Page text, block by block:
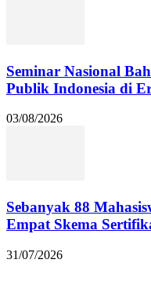
Seminar Nasional
Publik Indonesia di
03/08/2026
Sebanyak 88
Empat Skema
31/07/2026